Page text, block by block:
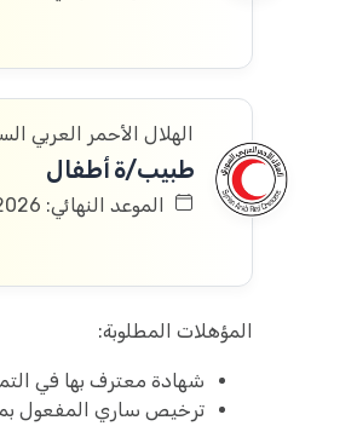
الهلال الأحمر العربي
طبيب/ة أطفال
الموعد النهائي: 09/08/2026
المؤهلات المطلوبة:
شهادة معترف بها في
ترخيص ساري المفعول